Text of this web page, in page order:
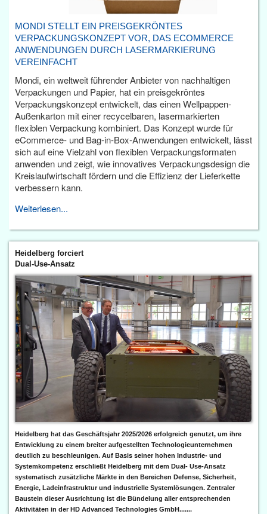
MONDI STELLT EIN PREISGEKRÖNTES
VERPACKUNGSKONZEPT VOR, DAS ECOMMERCE
ANWENDUNGEN DURCH LASERMARKIERUNG
VEREINFACHT
Mondi, ein weltweit führender Anbieter von nachhaltigen
Verpackungen und Papier, hat ein preisgekröntes
Verpackungskonzept entwickelt, das einen Wellpappen-
Außenkarton mit einer recycelbaren, lasermarkierten
flexiblen Verpackung kombiniert. Das Konzept wurde für
eCommerce- und Bag-in-Box-Anwendungen entwickelt, lässt
sich auf eine Vielzahl von flexiblen Verpackungsformaten
anwenden und zeigt, wie innovatives Verpackungsdesign die
Kreislaufwirtschaft fördern und die Effizienz der Lieferkette
verbessern kann.
Weiterlesen...
Heidelberg forciert
Dual-Use-Ansatz
Heidelberg hat das Geschäftsjahr 2025/2026 erfolgreich genutzt, um ihre
Entwicklung zu einem breiter aufgestellten Technologieunternehmen
deutlich zu beschleunigen. Auf Basis seiner hohen Industrie- und
Systemkompetenz erschließt Heidelberg mit dem Dual- Use-Ansatz
systematisch zusätzliche Märkte in den Bereichen Defense, Sicherheit,
Energie, Ladeinfrastruktur und industrielle Systemlösungen. Zentraler
Baustein dieser Ausrichtung ist die Bündelung aller entsprechenden
Aktivitäten in der HD Advanced Technologies GmbH.......